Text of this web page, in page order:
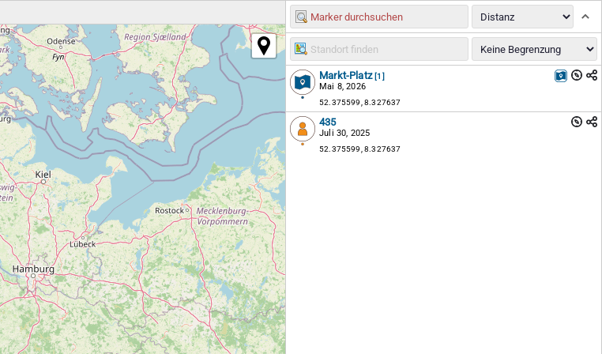
Markt-Platz [1]
Mai 8, 2026
52.375599, 8.327637
435
Juli 30, 2025
52.375599, 8.327637